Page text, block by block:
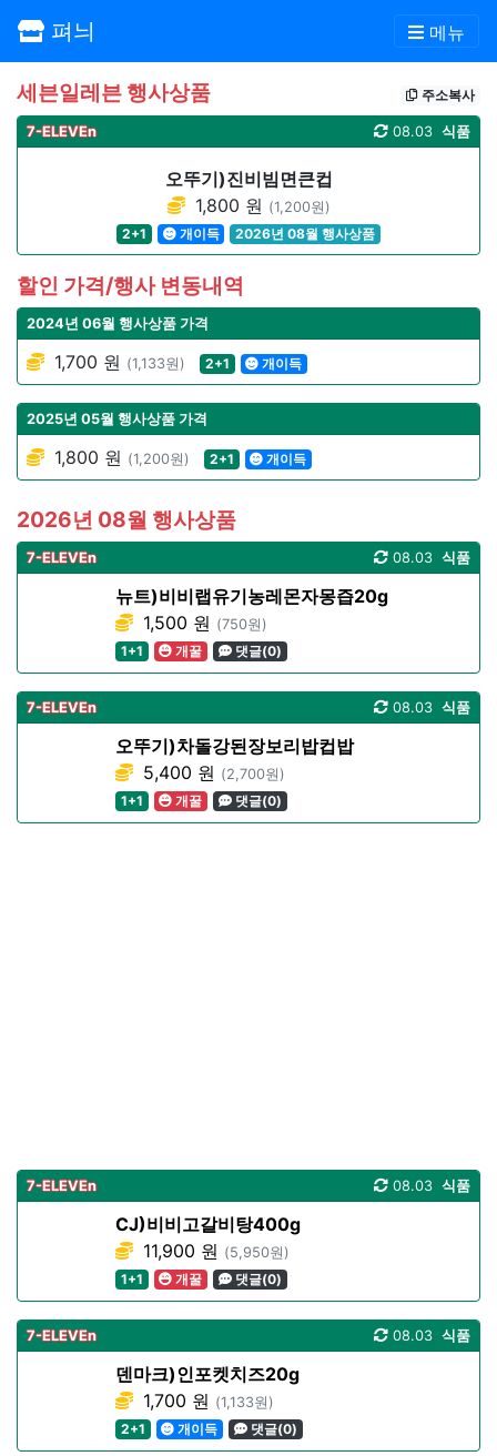
펴늬 메뉴
세븐일레븐 행사상품 주소복사
7-ELEVEn 식품
08.03
오뚜기)진비빔면큰컵
1,800 원 (1,200원)
2+1
개이득 2026년 08월 행사상품
할인 가격/행사 변동내역
2024년 06월 행사상품 가격
1,700 원 (1,133원) 2+1 개이득
2025년 05월 행사상품 가격
1,800 원 (1,200원) 2+1 개이득
2026년 08월 행사상품
7-ELEVEn 식품
08.03
뉴트)비비랩유기농레몬자몽즙20g
1,500 원 (750원)
1+1
개꿀 댓글(0)
7-ELEVEn 식품
08.03
오뚜기)차돌강된장보리밥컵밥
5,400 원 (2,700원)
1+1
개꿀 댓글(0)
7-ELEVEn 식품
08.03
CJ)비비고갈비탕400g
11,900 원 (5,950원)
1+1
개꿀 댓글(0)
7-ELEVEn 식품
08.03
덴마크)인포켓치즈20g
1,700 원 (1,133원)
2+1
개이득 댓글(0)